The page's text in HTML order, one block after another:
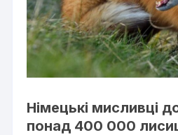
Німецькі мисливці
понад 400 000